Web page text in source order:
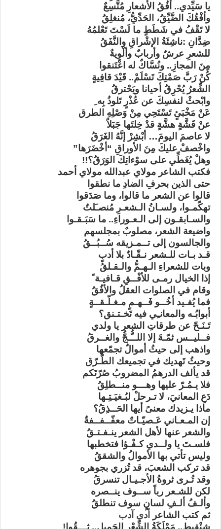
يا سَيِّدي.. أُفُقُ الأشعارِ مُتَّسِعٌ
وأفْقُكَ الضَّيِّقُ، الحَدِّيُّ، مُنغلِقُ
لا تَقْفُ في شَطَطٍ ما لَسْتَ تَعْلمُهُ
ضِدَّانِ :ناشِئَةُ الإشْراقِ والنَّفَقُ
للشعرِ عرشٌ وأربابٌ وألْوِيةٌ
مِنَ المجازِ.. ونُسَّاكٌ له اعْتَنقوا
كُنْ رَبَّ صَمْتِكَ تَسْلَمْ.. قَيْدَ قافِيةٍ
الشِّعرُ يُحْرِقُ أحيانا ويَحْترقُ
وابْحثْ لنفسِكَ عن عُذْرٍ تَلوذُ بِه ِ
عَنْ مَخْبَئٍ تَسْتَحِي مِنْ وَصْلِهِ الطرق
عنْ قَشَّةٍ هشَّةٍ قدْ خِلتَها جَبَلاً
لا عاصمَ اليومَ… أبْشِرْ إنَّهُ الغَرَقُ
واخْصفْ عليكَ مِنَ الأوراقِ “أخْضَرَها”
وهلْ يُغَطِّي على سوْءاتِكَ الوَرَقُ؟!!
فكتب الشاعر مولاي عبدالله مولاي أحمد
حتى الذين بحرفِ الضادِ ما نطقوا
قالوا عن الشعر ما قالوا، وما صَدَقوا
تهكّمـوا، ولسـانُ الـشعـرِ مُنصـَلتٌ
والسـابقـون إلى الـعـوراءِ.. ما سَبَـقـوا
واضيعة الشعر، مصلوبٌ بمجلسهم
والجالسون إلى تــمـزيقه سُــبُــقُ
قـد بـات للـشعر نـقّـادٌ بلا أدبٍ
وبات للشعراءِ الـهـمُّ والـقـلقُ
إذا الخيال رمـى للأفْــقِ قـافيـة ً
وقام في الصلوات العقلُ والأفُقُ
فما يُفـيد أخُــو فَــهـمٍ مـغـلّـقــةٍ
أبوابُـه والمعانـِي فيه تَخـتـنق؟
تَـنَـحّ عن طرقاتِ الشعر يا ولدي
فــليــس ثمّـةَ إلا اللــُّـجُّ والغــرقُ
واذهب إلى حيثُ أموالٌ تجمّعها
وحيثُ تَهديك في تجميعك الطُّـرّق
قد يألف الدرهمُ المضروبُ صُرّتَكم
فلا يـمُـرّ عليها وهـــو منــطلِقُ
دَعِ المعانيَ، لا تـرحلْ لبُـغيَـتِـها
ماذا يـزيدك معنىً أيها الحَــذِقُ؟
إن المـعـاني عَـصيّـاتٌ معفّــفــفةٌ
والشعر عنها لأهل الشعر ينـفـتـقُ
فلسـتَ يا ولــدي كـفْـؤا فتخطبها
وليس تأتي بها الأموالُ والشققُ
قد تركب الشعبَ، قد تُزري بجوهره
وقد تُـرى ثروةُ الأجـيـال تنسرقُ
لكن للشـعر رباً ســوف ينــصره
وألـفُ ألـفِ لسانٍ سوف تنطلقُ
ثم كتب الشاعر
أدي آدب
شنْقيط.. مَمْلَكَةُ الشِّعْرِ الجَمِيلِ.. ثِـــقُوا!